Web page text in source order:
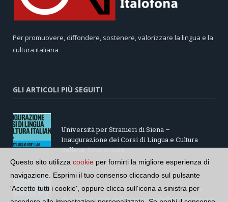
Per promuovere, diffondere, sostenere, valorizzare la lingua e la
cultura italiana
GLI ARTICOLI PIÙ SEGUITI
Università per Stranieri di Siena –
Inaugurazione dei Corsi di Lingua e Cultura
Italiana, 109a annata
“Le parole del mare”: la serie di video ideata
dall’Accademia della Crusca e dalla Lega Navale
Questo sito utilizza cookie per fornirti la migliore esperienza di
navigazione. Esprimi il tuo consenso cliccando sul pulsante
'Accetto tutti i cookie', oppure clicca sull'icona a sinistra per